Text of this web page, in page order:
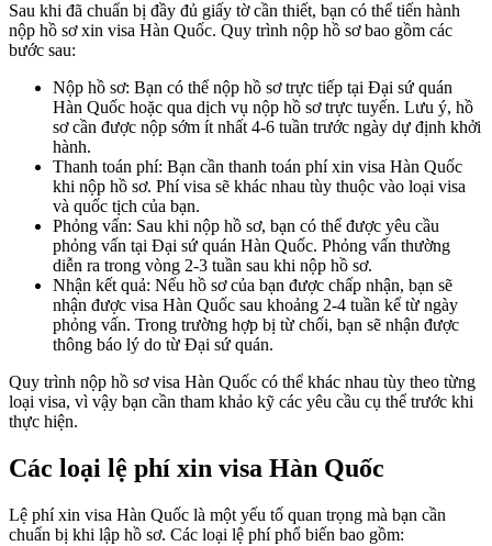
Sau khi đã chuẩn bị đầy đủ giấy tờ cần thiết, bạn có thể tiến hành
nộp hồ sơ xin visa Hàn Quốc. Quy trình nộp hồ sơ bao gồm các
bước sau:
Nộp hồ sơ: Bạn có thể nộp hồ sơ trực tiếp tại Đại sứ quán
Hàn Quốc hoặc qua dịch vụ nộp hồ sơ trực tuyến. Lưu ý, hồ
sơ cần được nộp sớm ít nhất 4-6 tuần trước ngày dự định khởi
hành.
Thanh toán phí: Bạn cần thanh toán phí xin visa Hàn Quốc
khi nộp hồ sơ. Phí visa sẽ khác nhau tùy thuộc vào loại visa
và quốc tịch của bạn.
Phỏng vấn: Sau khi nộp hồ sơ, bạn có thể được yêu cầu
phỏng vấn tại Đại sứ quán Hàn Quốc. Phỏng vấn thường
diễn ra trong vòng 2-3 tuần sau khi nộp hồ sơ.
Nhận kết quả: Nếu hồ sơ của bạn được chấp nhận, bạn sẽ
nhận được visa Hàn Quốc sau khoảng 2-4 tuần kể từ ngày
phỏng vấn. Trong trường hợp bị từ chối, bạn sẽ nhận được
thông báo lý do từ Đại sứ quán.
Quy trình nộp hồ sơ visa Hàn Quốc có thể khác nhau tùy theo từng
loại visa, vì vậy bạn cần tham khảo kỹ các yêu cầu cụ thể trước khi
thực hiện.
Các loại lệ phí xin visa Hàn Quốc
Lệ phí xin visa Hàn Quốc là một yếu tố quan trọng mà bạn cần
chuẩn bị khi lập hồ sơ. Các loại lệ phí phổ biến bao gồm: